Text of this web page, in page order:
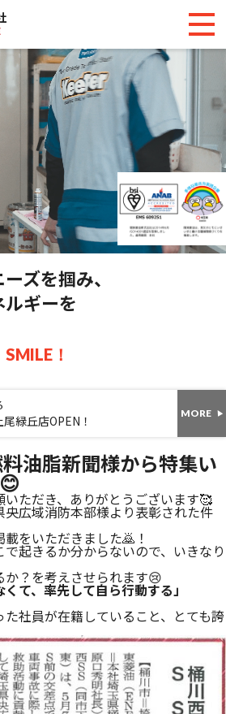
ズを掴み、
ギーを
！
緑丘店OPEN！ MORE
油脂新聞様から特集い
ただき、ありがとうございます🥰
広域消防本部様より表彰された件
をいただきました🙇！
起きるか分からないので、いきなり
？を考えさせられます😢
て、率先して自ら行動する」
社員が在籍していること、とても誇